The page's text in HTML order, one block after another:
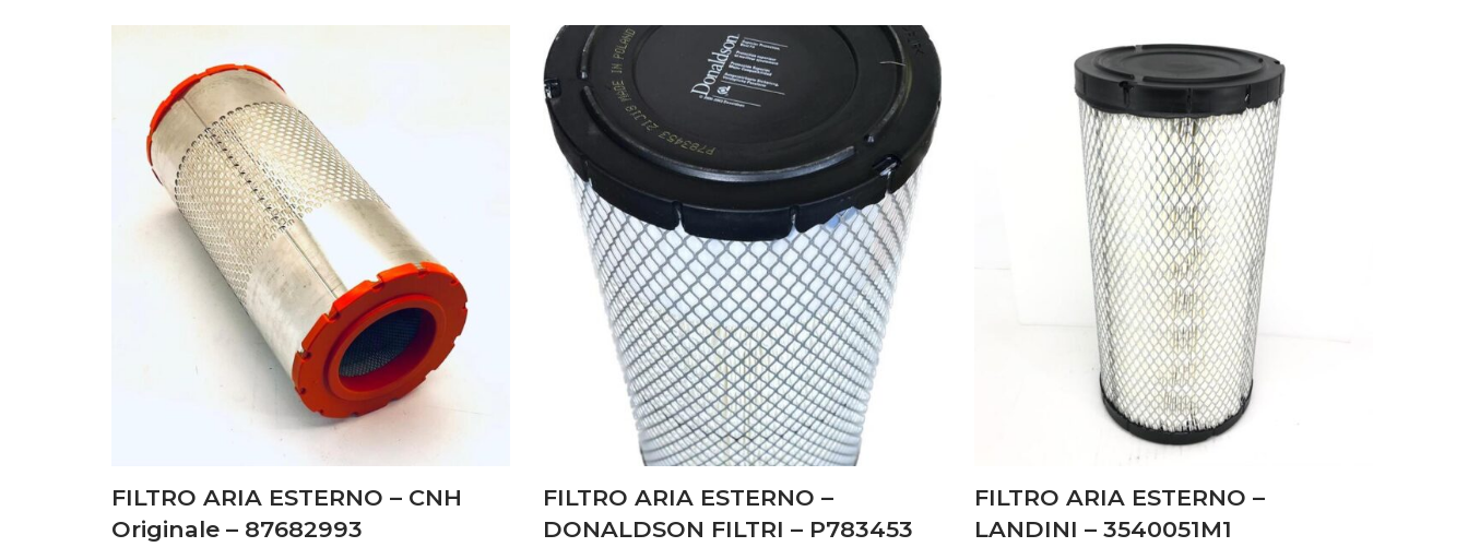
FILTRO ARIA ESTERNO – CNH
Originale – 87682993
FILTRO ARIA ESTERNO –
DONALDSON FILTRI – P783453
FILTRO ARIA ESTERNO –
LANDINI – 3540051M1